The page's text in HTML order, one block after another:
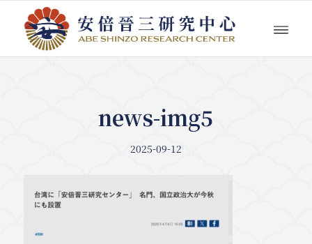
news-img5
2025-09-12